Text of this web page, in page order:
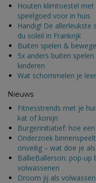
Houten klimtoestel
speelgoed voor in huis
Handig! De allerleukste
du soleil in Frankrijk
Buiten spelen &
5x anders buiten
kinderen
Wat schommelen je
Nieuws
Fitnesstrends met je
kat of konijn
Burgerinitiatief: hoe
Onderzoek
onveilig – wat doe je
BallieBallerson: pop-
volwassenen
Droom jij als